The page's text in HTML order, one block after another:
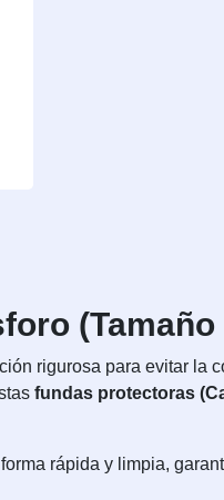
(Tamaño
rigurosa para evitar la
fundas protectoras
rápida y limpia,